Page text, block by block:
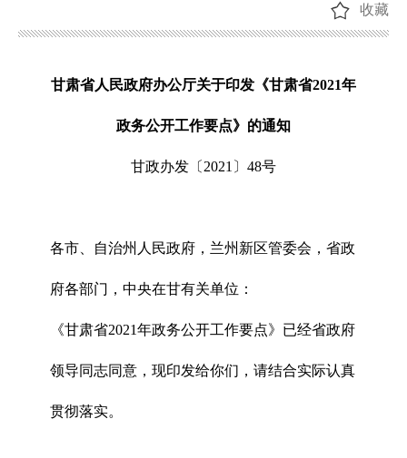
收藏
甘肃省人民政府办公厅关于印发《甘肃省2021年
政务公开工作要点》的通知
甘政办发〔2021〕48号
各市、自治州人民政府，兰州新区管委会，省政
府各部门，中央在甘有关单位：
《甘肃省2021年政务公开工作要点》已经省政府
领导同志同意，现印发给你们，请结合实际认真
贯彻落实。